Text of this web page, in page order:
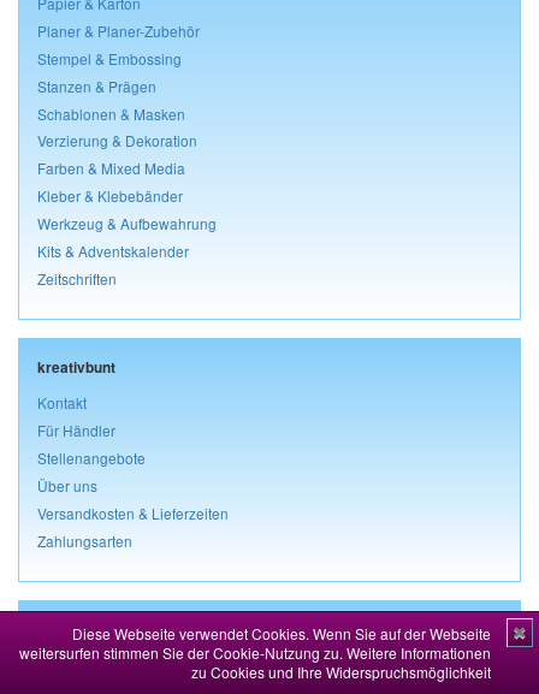
Diese Webseite verwendet Cookies. Wenn Sie auf der Webseite
weitersurfen stimmen Sie der Cookie-Nutzung zu. Weitere Informationen
zu Cookies und Ihre Widerspruchsmöglichkeit
✖
Planer & Planer-Zubehör
Stempel & Embossing
Stanzen & Prägen
Schablonen & Masken
Verzierung & Dekoration
Farben & Mixed Media
Kleber & Klebebänder
Werkzeug & Aufbewahrung
Kits & Adventskalender
Zeitschriften
kreativbunt
Kontakt
Für Händler
Stellenangebote
Über uns
Versandkosten & Lieferzeiten
Zahlungsarten
Rechtliches
Impressum